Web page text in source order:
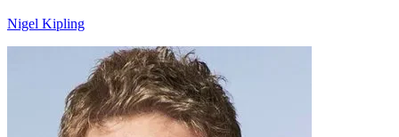
Nigel Kipling